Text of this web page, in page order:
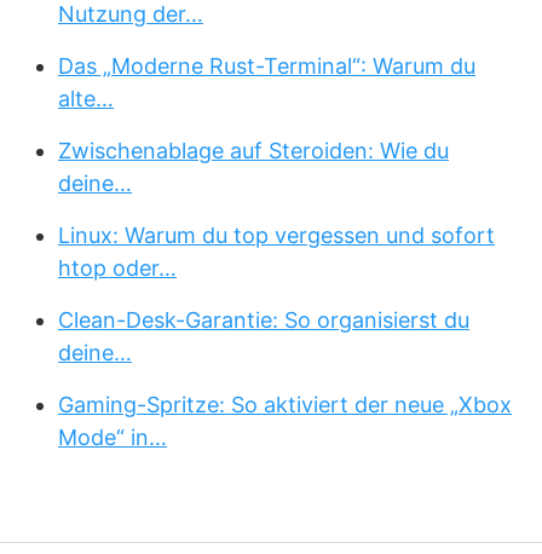
Nutzung der…
Das „Moderne Rust-Terminal“: Warum du
alte…
Zwischenablage auf Steroiden: Wie du
deine…
Linux: Warum du top vergessen und sofort
htop oder…
Clean-Desk-Garantie: So organisierst du
deine…
Gaming-Spritze: So aktiviert der neue „Xbox
Mode“ in…